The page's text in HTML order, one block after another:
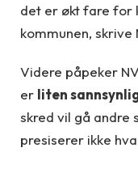
det er økt fare for
kommunen, skrive
Videre påpeker
er liten
skred vil gå andre
presiserer ikke